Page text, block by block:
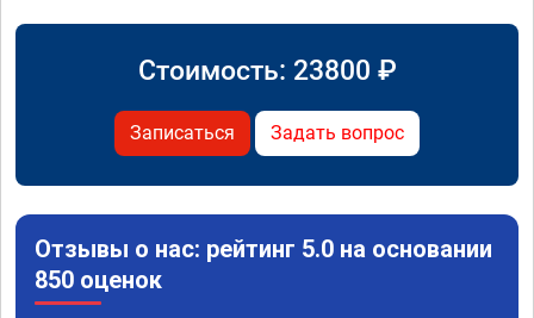
Стоимость: 23800 ₽
Записаться Задать вопрос
Отзывы о нас: рейтинг 5.0 на основании
850 оценок